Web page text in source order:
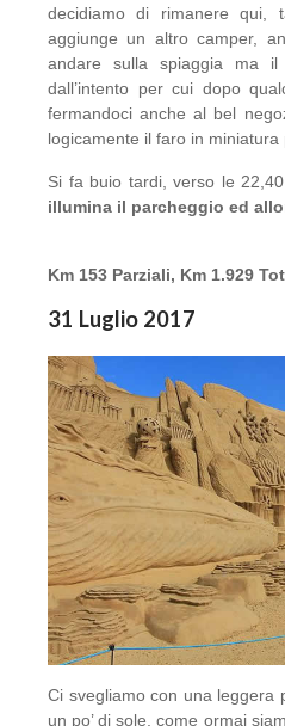
decidiamo di rimanere
aggiunge un altro camper,
andare sulla spiaggia ma
dall’intento per cui dopo
fermandoci anche al bel
logicamente il faro in
Si fa buio tardi, verso le
illumina il parcheggio ed
Km 153 Parziali, Km 1.929
31 Luglio 2017
Ci svegliamo con una leggera
un po’ di sole, come ormai